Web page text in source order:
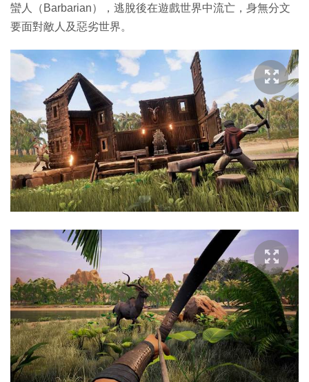
蠻人（Barbarian），逃脫後在遊戲世界中流亡，身無分文
要面對敵人及惡劣世界。